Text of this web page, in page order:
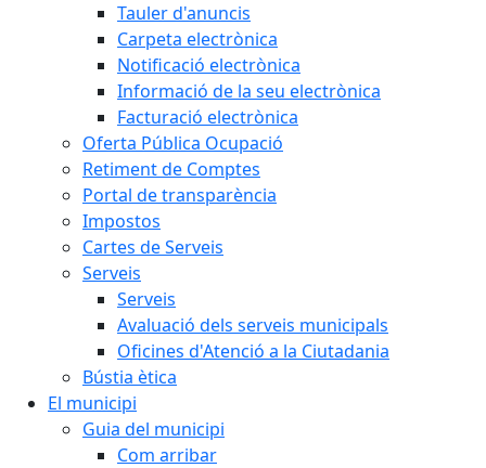
Tauler d'anuncis
Carpeta electrònica
Notificació electrònica
Informació de la seu electrònica
Facturació electrònica
Oferta Pública Ocupació
Retiment de Comptes
Portal de transparència
Impostos
Cartes de Serveis
Serveis
Serveis
Avaluació dels serveis municipals
Oficines d'Atenció a la Ciutadania
Bústia ètica
El municipi
Guia del municipi
Com arribar